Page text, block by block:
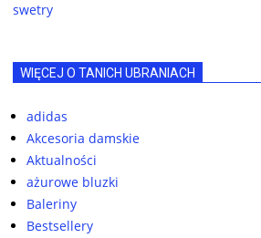
swetry
WIĘCEJ O TANICH UBRANIACH
adidas
Akcesoria damskie
Aktualności
ażurowe bluzki
Baleriny
Bestsellery